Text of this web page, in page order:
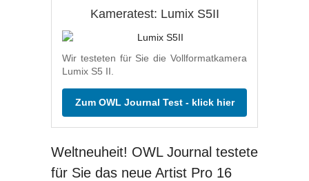
Kameratest: Lumix S5II
Wir testeten für Sie die Vollformatkamera
Lumix S5 II.
Zum OWL Journal Test - klick hier
Weltneuheit! OWL Journal testete
für Sie das neue Artist Pro 16